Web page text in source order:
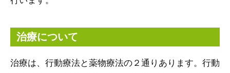
治療について
治療は、行動療法と薬物療法の２通りあります。行動